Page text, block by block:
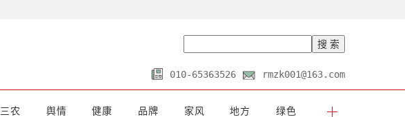
010-65363526 rmzk001@163.com
三农 舆情 健康 品牌 家风 地方 绿色